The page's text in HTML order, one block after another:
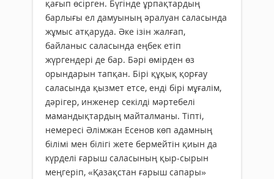
қағып өсірген. Бүгінде ұрпақтардың
барлығы ел дамуының әралуан саласында
жұмыс атқаруда. Әке ізін жалғап,
байланыс саласында еңбек етіп
жүргендері де бар. Бәрі өмірден өз
орындарын тапқан. Бірі құқық қорғау
саласында қызмет етсе, енді бірі мұғалім,
дәрігер, инженер секілді мәртебелі
мамандықтардың майталманы. Тіпті,
немересі Әлімжан Есенов көп адамның
білімі мен білігі жете бермейтін қиын да
күрделі ғарыш саласының қыр-сырын
меңгеріп, «Қазақстан ғарыш сапары»